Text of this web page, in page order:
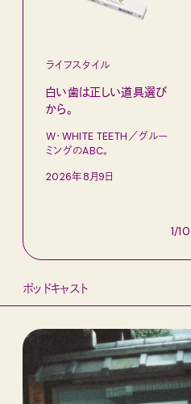
ライフスタイル
白い歯は正しい道具選び
から。
W・WHITE TEETH／グルー
ミングのABC。
2026年8月9日
1/10
ポッドキャスト